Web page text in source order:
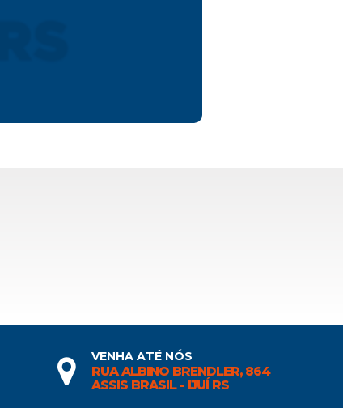
VENHA ATÉ NÓS
RUA ALBINO BRENDLER, 864
ASSIS BRASIL - IJUÍ RS